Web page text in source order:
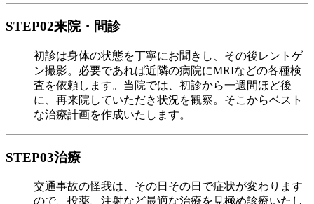
STEP02来院・問診
初診は身体の状態を丁寧にお聞きし、その後レントゲ
ン撮影。必要であれば近隣の病院にMRIなどの各種検
査を依頼します。当院では、初診から一週間ほど後
に、再来院していただき状況を観察。そこからベスト
な治療計画を作成いたします。
STEP03治療
交通事故の怪我は、その日その日で症状が変わります
ので、投薬、注射など最適な治療を見極め診療いたし